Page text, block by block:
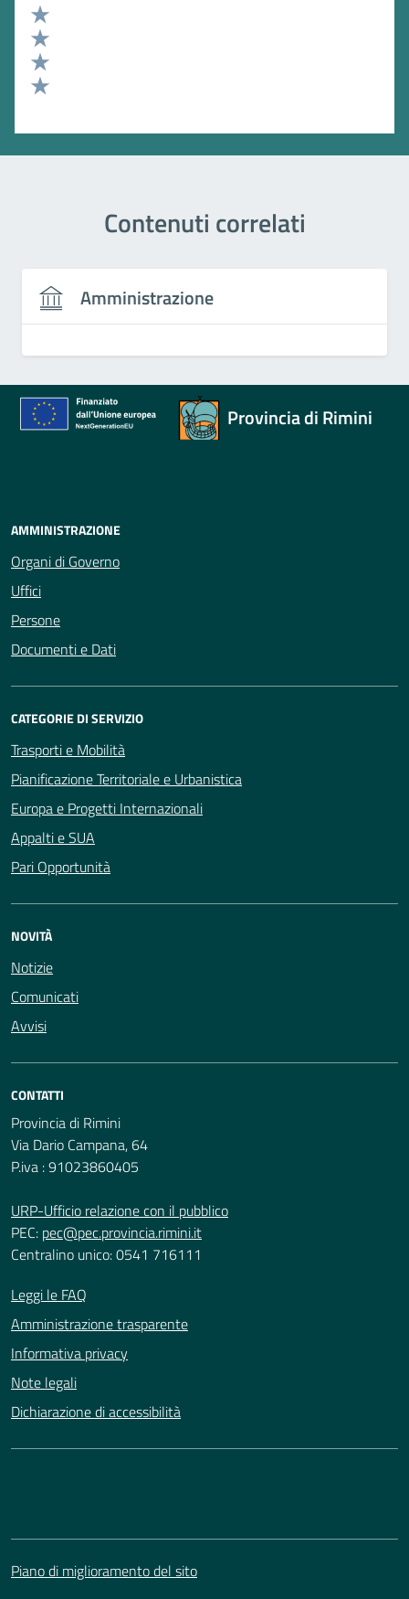
Valuta 5 stelle su 5
Valuta 4 stelle su 5
Valuta 3 stelle su 5
Valuta 2 stelle su 5
Contenuti correlati
Amministrazione
Provincia di Rimini
AMMINISTRAZIONE
Organi di Governo
Uffici
Persone
Documenti e Dati
CATEGORIE DI SERVIZIO
Trasporti e Mobilità
Pianificazione Territoriale e Urbanistica
Europa e Progetti Internazionali
Appalti e SUA
Pari Opportunità
NOVITÀ
Notizie
Comunicati
Avvisi
CONTATTI
Provincia di Rimini
Via Dario Campana, 64
P.iva : 91023860405
URP-Ufficio relazione con il pubblico
PEC: pec@pec.provincia.rimini.it
Centralino unico: 0541 716111
Leggi le FAQ
Amministrazione trasparente
Informativa privacy
Note legali
Dichiarazione di accessibilità
Piano di miglioramento del sito